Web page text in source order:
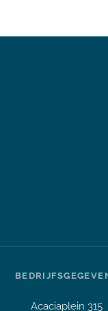
Acaciaplein 315